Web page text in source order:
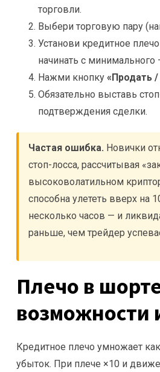
торговли.
Выбери торговую пару
Установи кредитное
начинать с минимального
Нажми кнопку «Продать
Обязательно выставь
подтверждения сделки.
Частая ошибка. Новички
стоп-лосса, рассчитывая
высоковолатильном
способна улететь вверх на
несколько часов — и
раньше, чем трейдер
Плечо в
возможности
Кредитное плечо умножает
убыток. При плече ×10 и